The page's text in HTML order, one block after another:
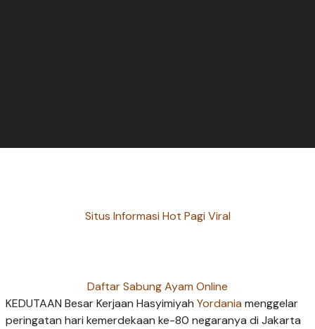
Situs Informasi Hot Pagi Viral
Daftar Sabung Ayam Online
KEDUTAAN Besar Kerjaan Hasyimiyah Yordania menggelar
peringatan hari kemerdekaan ke-80 negaranya di Jakarta